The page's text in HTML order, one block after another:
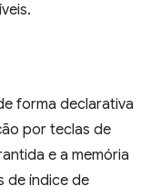
forma declarativa
por teclas de
e a memória
de índice de